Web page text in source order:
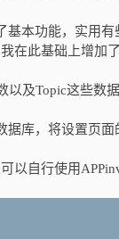
基本功能，实用
在此基础上增加了
以及Topic这些数
据库，将设置页
以自行使用